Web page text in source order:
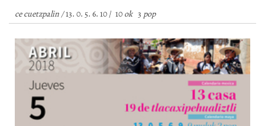
ce cuetzpalin /13. 0. 5. 6. 10 / 10 ok 3 pop